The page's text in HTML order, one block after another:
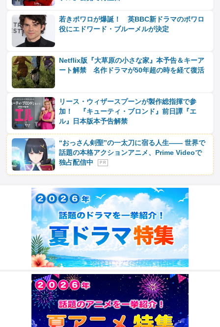
若きポワロが爆誕！ 英BBC新ドラマのポワロ
役にエドワード・ブルーメルが決定
Netflix版『大草原の小さな家』本予告＆キーア
ート解禁 名作ドラマが50年超の時を経て復活
リース・ウィザースプーンが製作総指揮で参
加！ 『キューティ・ブロンド』前日譚『エ
ル』日本版本予告解禁
“おっさん剣聖”の一太刀に宿る人生―― 世界で
話題の本格アクションアニメ、Prime Videoで
独占配信中
P R